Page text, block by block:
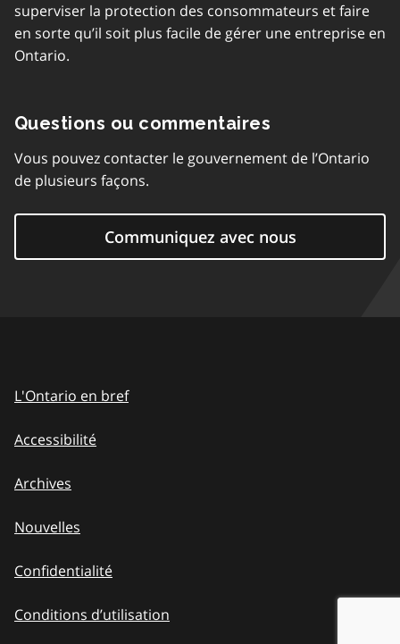
superviser la protection des consommateurs et faire
en sorte qu’il soit plus facile de gérer une entreprise en
Ontario.
Questions ou commentaires
Vous pouvez contacter le gouvernement de l’Ontario
de plusieurs façons.
Communiquez avec nous
L'Ontario en bref
Accessibilité
Archives
Nouvelles
Confidentialité
Conditions d’utilisation